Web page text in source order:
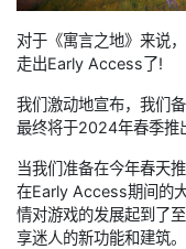
对于《寓言之地》来说
走出Early Access了!
我们激动地宣布，我们
最终将于2024年春季推
当我们准备在今年春天
在Early Access期间的
情对游戏的发展起到了
享迷人的新功能和建筑